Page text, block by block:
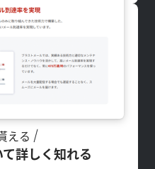
える
詳しく知れる